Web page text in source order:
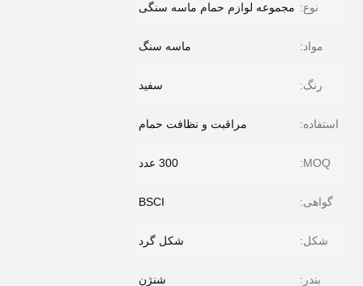
نوع: مجموعه لوازم حمام ماسه سنگی
مواد: ماسه سنگ
رنگ: سفید
استفاده: مراقبت و نظافت حمام
MOQ: 300 عدد
گواهی: BSCI
شکل: شکل گرد
بندر: شنژن